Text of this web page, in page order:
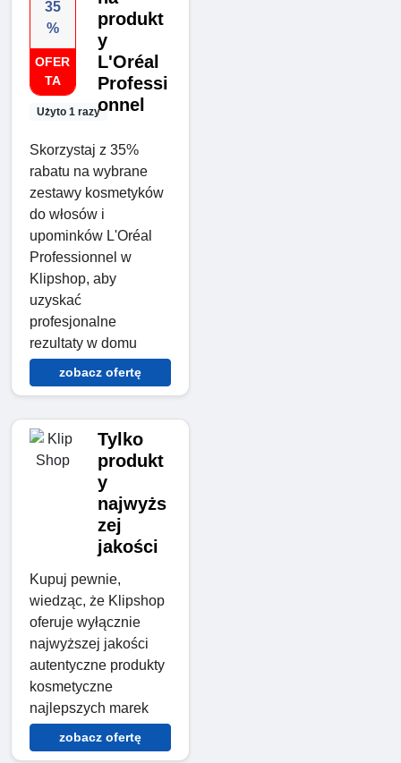
35
%
OFER
TA
Użyto 1 razy
produkt
y
L'Oréal
Professi
onnel
Skorzystaj z 35%
rabatu na wybrane
zestawy kosmetyków
do włosów i
upominków L'Oréal
Professionnel w
Klipshop, aby
uzyskać
profesjonalne
rezultaty w domu
zobacz ofertę
Tylko
produkt
y
najwyżs
zej
jakości
Kupuj pewnie,
wiedząc, że Klipshop
oferuje wyłącznie
najwyższej jakości
autentyczne produkty
kosmetyczne
najlepszych marek
zobacz ofertę